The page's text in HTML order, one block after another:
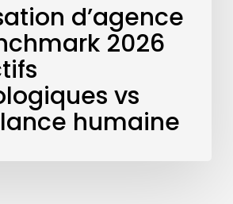
d’agence
2026
vs
humaine